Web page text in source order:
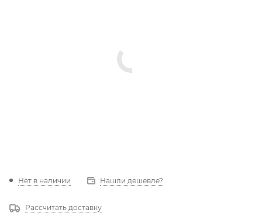
Нет в наличии Нашли дешевле?
Рассчитать доставку